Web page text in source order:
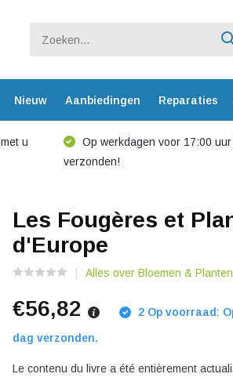
Nieuw Aanbiedingen Reparaties
u
Op werkdagen voor 17:00
verzonden!
Les Fougères et
d'Europe
Alles over Bloemen & Planten
€56,82 2 Op voorraad:
dag verzonden.
Le contenu du livre a été entièrement